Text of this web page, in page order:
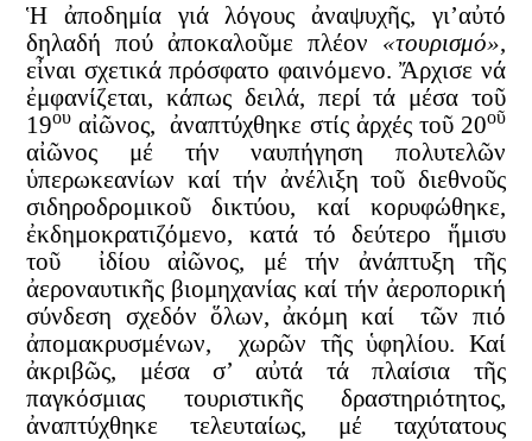
Ἡ ἀποδημία γιά λόγους ἀναψυχῆς, γι’αὐτό
δηλαδή πού ἀποκαλοῦμε πλέον «τουρισμό»,
εἶναι σχετικά πρόσφατο φαινόμενο. Ἄρχισε νά
ἐμφανίζεται, κάπως δειλά, περί τά μέσα τοῦ
19ου αἰῶνος, ἀναπτύχθηκε στίς ἀρχές τοῦ 20οῦ
αἰῶνος μέ τήν ναυπήγηση πολυτελῶν
ὑπερωκεανίων καί τήν ἀνέλιξη τοῦ διεθνοῦς
σιδηροδρομικοῦ δικτύου, καί κορυφώθηκε,
ἐκδημοκρατιζόμενο, κατά τό δεύτερο ἥμισυ
τοῦ ἰδίου αἰῶνος, μέ τήν ἀνάπτυξη τῆς
ἀεροναυτικῆς βιομηχανίας καί τήν ἀεροπορική
σύνδεση σχεδόν ὅλων, ἀκόμη καί τῶν πιό
ἀπομακρυσμένων, χωρῶν τῆς ὑφηλίου. Καί
ἀκριβῶς, μέσα σ’ αὐτά τά πλαίσια τῆς
παγκόσμιας τουριστικῆς δραστηριότητος,
ἀναπτύχθηκε τελευταίως, μέ ταχύτατους